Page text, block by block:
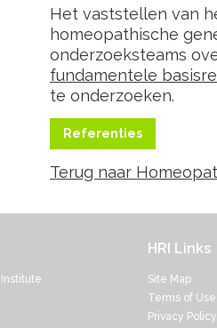
Het vaststellen van
homeopathische
onderzoeksteams
fundamentele
te onderzoeken.
Referenties
Terug naar
HRI Links
Site Map
Terms of Use
Privacy Policy